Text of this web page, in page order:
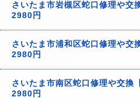
さいたま市岩槻区蛇口修理や交
2980円
さいたま市浦和区蛇口修理や交
2980円
さいたま市南区蛇口修理や交換
2980円